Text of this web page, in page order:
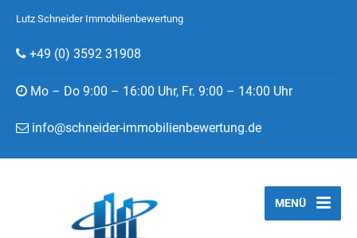
Lutz Schneider Immobilienbewertung
+49 (0) 3592 31908
Mo – Do 9:00 – 16:00 Uhr, Fr. 9:00 – 14:00 Uhr
info@schneider-immobilienbewertung.de
MENÜ